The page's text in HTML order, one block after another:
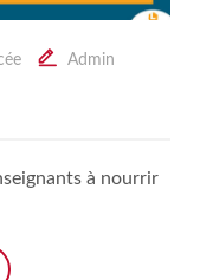
Admin
à nourrir